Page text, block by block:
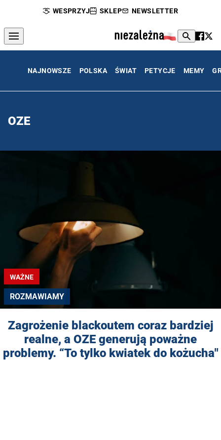
WESPRZYJ SKLEP NEWSLETTER
NAJNOWSZE POLSKA ŚWIAT PETYCJE MEMY
OZE
WAŻNE
ROZMAWIAMY
Zagrożenie blackoutem coraz bardziej
realne, a OZE generują poważne
problemy. “To tylko kwiatek do kożucha"